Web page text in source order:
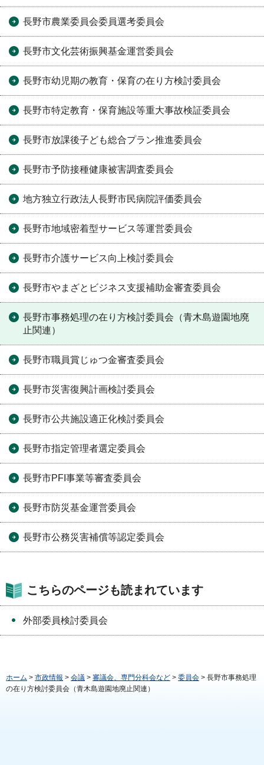
長野市農業委員会委員選考委員会
長野市文化芸術振興基金運営委員会
長野市幼児期の教育・保育の在り方検討委員会
長野市特定教育・保育施設等重大事故検証委員会
長野市放課後子ども総合プラン推進委員会
長野市予防接種健康被害調査委員会
地方独立行政法人長野市民病院評価委員会
長野市地域密着型サービス等運営委員会
長野市介護サービス向上検討委員会
長野市やまざとビジネス支援補助金審査委員会
長野市事務処理の在り方検討委員会（青木島遊園地廃
止関連）
長野市職員賞じゅつ金審査委員会
長野市災害復興計画検討委員会
長野市公共施設適正化検討委員会
長野市指定管理者選定委員会
長野市PFI事業等審査委員会
長野市防災基金運営委員会
長野市公務災害補償等認定委員会
こちらのページも読まれています
外部委員検討委員会
ホーム > 市政情報 > 会議 > 審議会、専門分科会など > 委員会 > 長野市事務処理
の在り方検討委員会（青木島遊園地廃止関連）